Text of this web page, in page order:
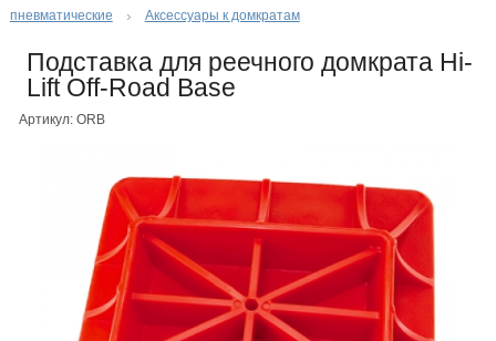
пневматические Аксессуары к домкратам
Подставка для реечного домкрата Hi-
Lift Off-Road Base
Артикул: ORB